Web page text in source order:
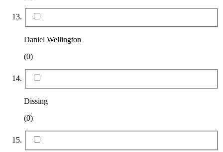
Daniel Wellington
(0)
Dissing
(0)